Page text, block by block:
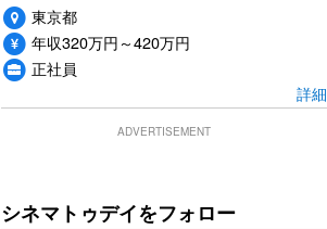
東京都
年収320万円～420万円
正社員
詳細
ADVERTISEMENT
シネマトゥデイをフォロー